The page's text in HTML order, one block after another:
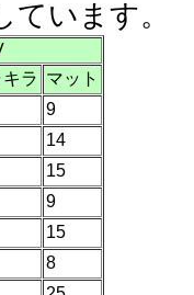
います。
ラ マット
9
14
15
9
15
8